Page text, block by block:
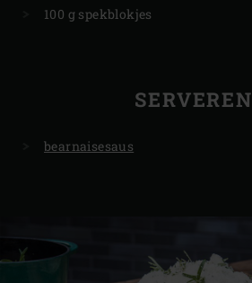
100 g spekblokjes
SERVEREN
bearnaisesaus